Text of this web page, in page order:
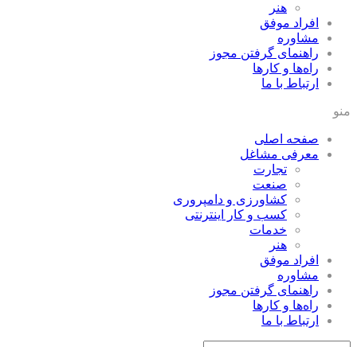
هنر
افراد موفق
مشاوره
راهنمای گرفتن مجوز
راه‌ها و كارها
ارتباط با ما
منو
صفحه اصلی
معرفی مشاغل
تجارت
صنعت
كشاورزی و دامپروری
كسب و كار اينترنتی
خدمات
هنر
افراد موفق
مشاوره
راهنمای گرفتن مجوز
راه‌ها و كارها
ارتباط با ما